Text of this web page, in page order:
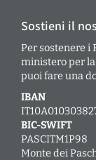
Sostieni il
Per sostenere i
ministero per
puoi fare una
IBAN
BIC-SWIFT
PASCITM1P98
Monte dei